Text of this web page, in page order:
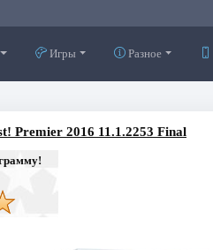
Игры Разное
Premier 2016 11.1.2253 Final